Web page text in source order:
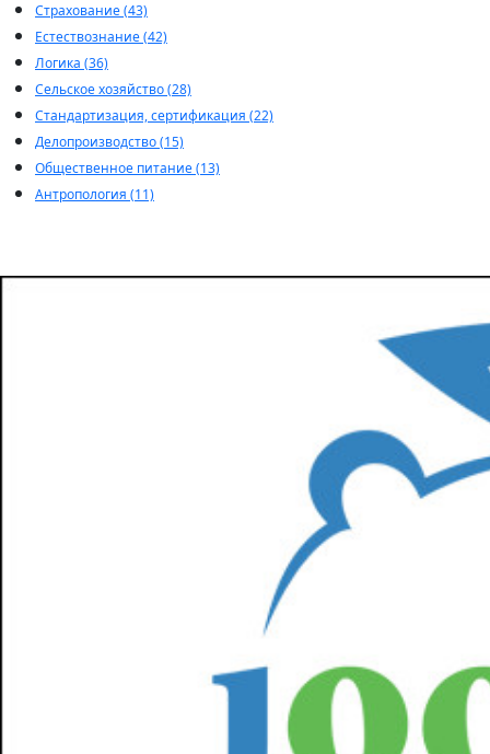
Страхование (43)
Естествознание (42)
Логика (36)
Сельское хозяйство (28)
Стандартизация, сертификация (22)
Делопроизводство (15)
Общественное питание (13)
Антропология (11)